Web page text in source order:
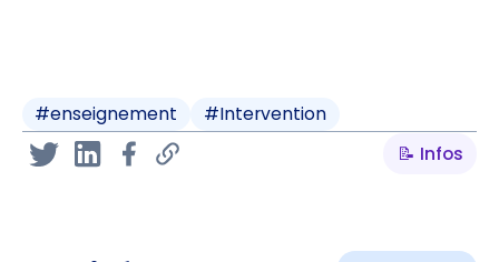
#enseignement #Intervention
📝 Infos